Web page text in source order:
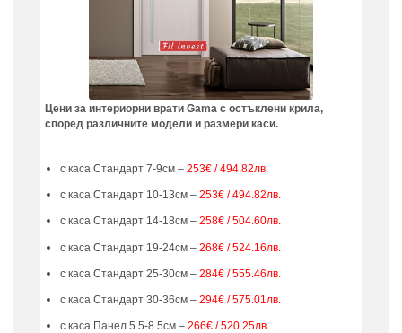
Цени за интериорни врати Gama с остъклени крила,
според различните модели и размери каси.
с каса Стандарт 7-9см –253€ / 494.82лв.
с каса Стандарт 10-13см –253€ / 494.82лв.
с каса Стандарт 14-18см –258€ / 504.60лв.
с каса Стандарт 19-24см –268€ / 524.16лв.
с каса Стандарт 25-30см –284€ / 555.46лв.
с каса Стандарт 30-36см –294€ / 575.01лв.
с каса Панел 5.5-8.5см –266€ / 520.25лв.